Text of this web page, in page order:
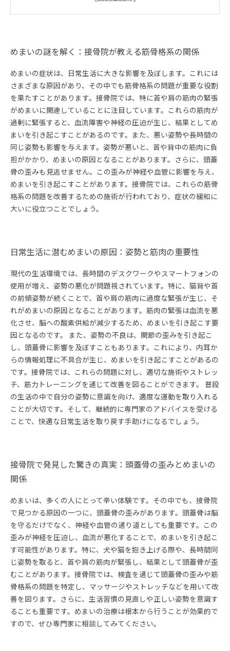
めまいの謎を解く：接骨院が教える筋骨格系の関係
めまいの症状は、日常生活に大きな影響を及ぼします。これには
さまざまな原因があり、その中でも筋骨格系の問題が重要な役割
を果たすことがあります。接骨院では、特に首や肩の筋肉の緊張
がめまいに関連していることに注目しています。これらの筋肉が
過剰に緊張すると、血流障害や神経の圧迫が生じ、結果としてめ
まいを引き起こすことがあるのです。また、悪い姿勢や長時間の
同じ姿勢も影響を与えます。姿勢が悪いと、首や背中の筋肉に負
担がかかり、めまいの原因となることがあります。さらに、頭蓋
骨の歪みも見逃せません。この歪みが神経や血管に影響を与え、
めまいを引き起こすことがあります。接骨院では、これらの筋骨
格系の問題を改善するための施術が行われており、症状の緩和に
大いに役立つことでしょう。
日常生活に潜むめまいの原因：姿勢と筋肉の重要性
現代の生活環境では、長時間のデスクワークやスマートフォンの
使用が増え、姿勢の悪化が問題視されています。特に、猫背や首
の前傾姿勢が続くことで、首や肩の筋肉に過度な緊張が生じ、そ
れがめまいの原因となることがあります。筋肉の緊張は血流を悪
化させ、脳への酸素供給が減少するため、めまいを引き起こす要
因となるのです。 また、姿勢の不良は、関節の歪みを引き起こ
し、頭蓋骨に影響を及ぼすこともあります。これにより、内耳か
らの情報処理に不具合が生じ、めまいを引き起こすことがあるの
です。接骨院では、これらの問題に対し、適切な施術やストレッ
チ、筋力トレーニングを通じて改善を図ることができます。 普段
の生活の中で自分の姿勢に意識を向け、適度な運動を取り入れる
ことが大切です。そして、継続的に専門家のアドバイスを受ける
ことで、快適な日常生活を取り戻す手助けになるでしょう。
接骨院で発見した驚きの真実：頭蓋骨の歪みとめまいの
関係
めまいは、多くの人にとって辛い体験です。その中でも、接骨院
で見つかる原因の一つに、頭蓋骨の歪みがあります。頭蓋骨は脳
を守るだけでなく、神経や血管の通り道としても重要です。この
歪みが神経を圧迫し、血流が悪化することで、めまいを引き起こ
す可能性があります。特に、犬や猫を抱き上げる際や、長時間同
じ姿勢を取ると、首や肩の筋肉が緊張し、結果として頭蓋骨が歪
むことがあります。接骨院では、検査を通じて頭蓋骨の歪みや筋
骨格系の問題を特定し、マッサージやストレッチなどを用いて改
善を図ります。さらに、生活習慣の見直しや正しい姿勢を意識す
ることも重要です。めまいの治療は根本から行うことが効果的で
すので、ぜひ専門家に相談してみてください。